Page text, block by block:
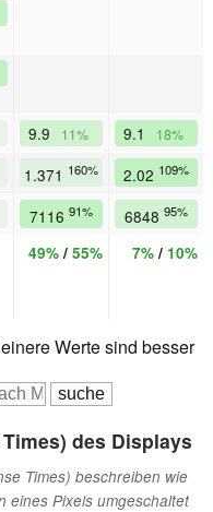
9.9 11% 9.1 18%
1.371 160% 2.02 109%
7116 91% 6848 95%
49%/ 55% 7%/ 10%
Werte sind besser
des Displays
Times) beschreiben wie
eines Pixels umgeschaltet